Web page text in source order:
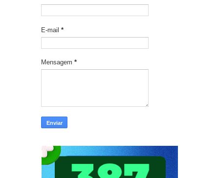
E-mail *
Mensagem *